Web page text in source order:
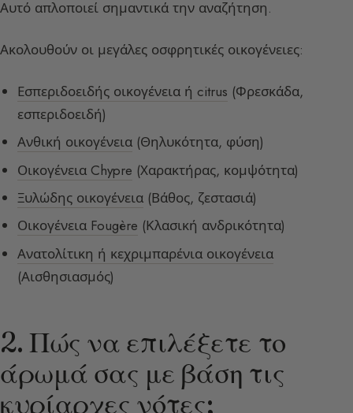
Αυτό απλοποιεί σημαντικά την αναζήτηση.
Ακολουθούν οι μεγάλες οσφρητικές οικογένειες:
Εσπεριδοειδής οικογένεια ή citrus (Φρεσκάδα,
εσπεριδοειδή)
Ανθική οικογένεια (Θηλυκότητα, φύση)
Οικογένεια Chypre (Χαρακτήρας, κομψότητα)
Ξυλώδης οικογένεια (Βάθος, ζεστασιά)
Οικογένεια Fougère (Κλασική ανδρικότητα)
Ανατολίτικη ή κεχριμπαρένια οικογένεια
(Αισθησιασμός)
2. Πώς να επιλέξετε το
άρωμά σας με βάση τις
κυρίαρχες νότες;